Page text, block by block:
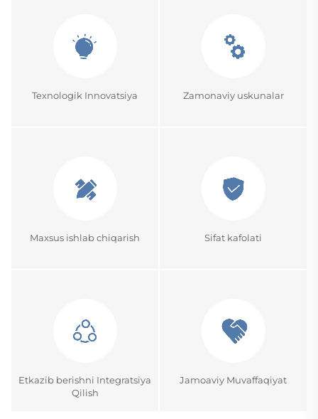
Texnologik Innovatsiya Zamonaviy uskunalar
Maxsus ishlab chiqarish Sifat kafolati
Etkazib berishni Integratsiya
Qilish
Jamoaviy Muvaffaqiyat